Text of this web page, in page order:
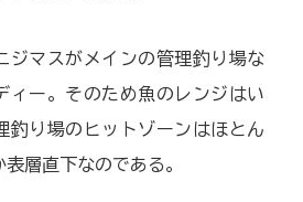
ジマスがメインの管理釣り場な
ィー。そのため魚のレンジはい
釣り場のヒットゾーンはほとん
層直下なのである。